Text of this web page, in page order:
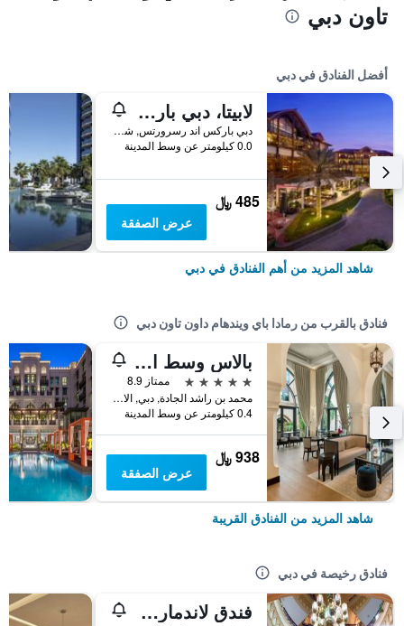
تاون دبي
أفضل الفنادق في دبي
لابيتا، دبي باركس آند ريزورتس، أوتوغراف كوليكشن
دبي باركس اند رسرورتس, شارع الشيخ زايد, دبي, الامارات العربية المتحدة
0.0 كيلومتر عن وسط المدينة
485 ﷼
عرض الصفقة
شاهد المزيد من أهم الفنادق في دبي
فنادق بالقرب من رمادا باي ويندهام داون تاون دبي
بالاس وسط المدينة
5 نجوم
ممتاز 8.9
محمد بن راشد الجادة, دبي, الامارات العربية المتحدة
0.4 كيلومتر عن وسط المدينة
938 ﷼
عرض الصفقة
شاهد المزيد من الفنادق القريبة
فنادق رخيصة في دبي
فندق لاندمارك بلازا